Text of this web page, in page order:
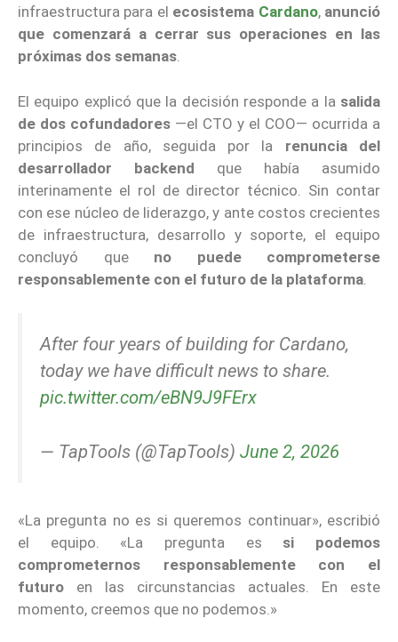
infraestructura para el ecosistema Cardano, anunció
que comenzará a cerrar sus operaciones en las
próximas dos semanas.
El equipo explicó que la decisión responde a la salida
de dos cofundadores —el CTO y el COO— ocurrida a
principios de año, seguida por la renuncia del
desarrollador backend que había asumido
interinamente el rol de director técnico. Sin contar
con ese núcleo de liderazgo, y ante costos crecientes
de infraestructura, desarrollo y soporte, el equipo
concluyó que no puede comprometerse
responsablemente con el futuro de la plataforma
After four years of building for Cardano,
today we have difficult news to share.
pic.twitter.com/eBN9J9FErx
— TapTools (@TapTools) June 2, 2026
«La pregunta no es si queremos continuar», escribió
el equipo. «La pregunta es si podemos
comprometernos responsablemente con el
futuro en las circunstancias actuales. En este
momento, creemos que no podemos.»